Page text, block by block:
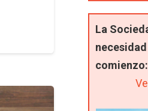
La
comienzo: